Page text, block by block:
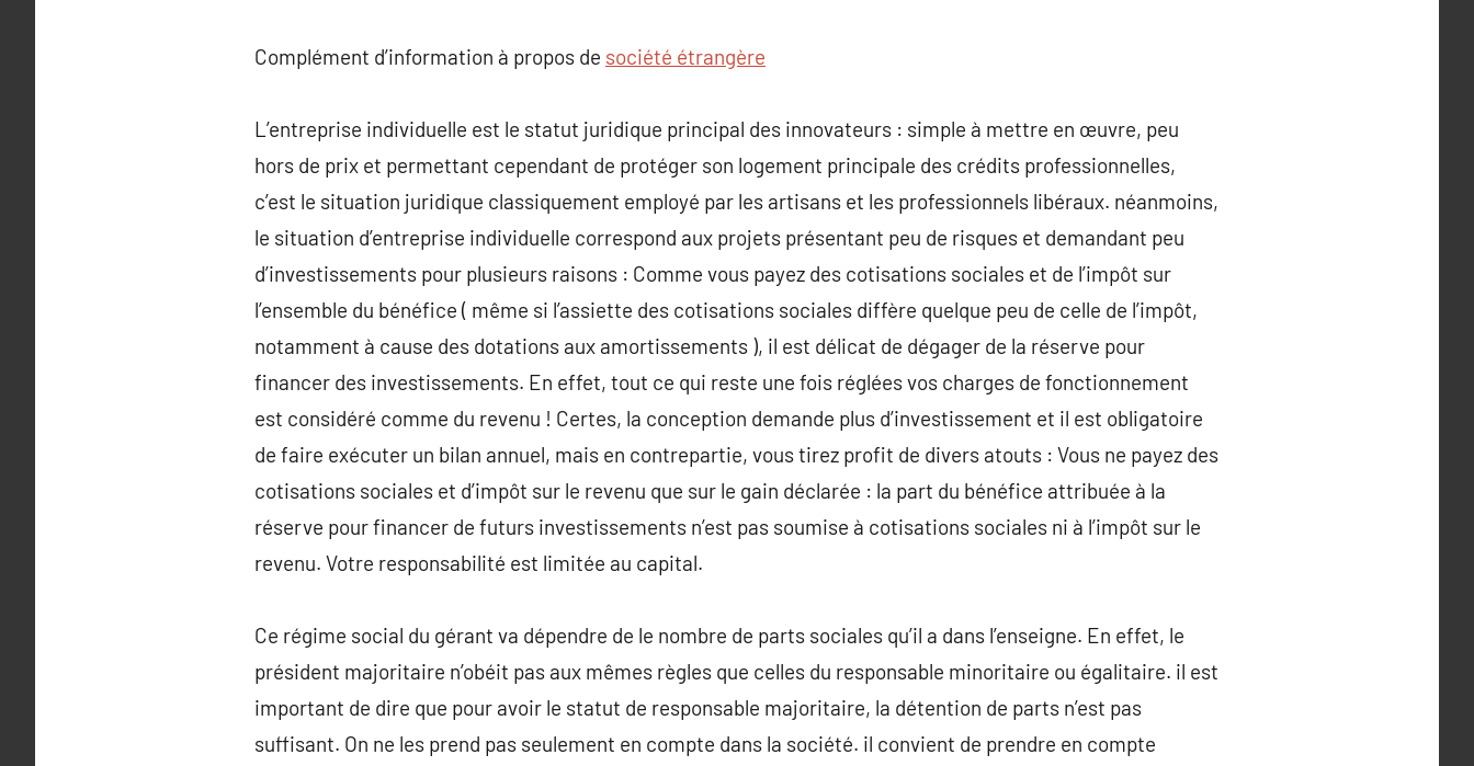
Complément d’information à propos de société étrangère
L’entreprise individuelle est le statut juridique principal des innovateurs : simple à mettre en œuvre, peu
hors de prix et permettant cependant de protéger son logement principale des crédits professionnelles,
c’est le situation juridique classiquement employé par les artisans et les professionnels libéraux. néanmoins,
le situation d’entreprise individuelle correspond aux projets présentant peu de risques et demandant peu
d’investissements pour plusieurs raisons : Comme vous payez des cotisations sociales et de l’impôt sur
l’ensemble du bénéfice ( même si l’assiette des cotisations sociales diffère quelque peu de celle de l’impôt,
notamment à cause des dotations aux amortissements ), il est délicat de dégager de la réserve pour
financer des investissements. En effet, tout ce qui reste une fois réglées vos charges de fonctionnement
est considéré comme du revenu ! Certes, la conception demande plus d’investissement et il est obligatoire
de faire exécuter un bilan annuel, mais en contrepartie, vous tirez profit de divers atouts : Vous ne payez des
cotisations sociales et d’impôt sur le revenu que sur le gain déclarée : la part du bénéfice attribuée à la
réserve pour financer de futurs investissements n’est pas soumise à cotisations sociales ni à l’impôt sur le
revenu. Votre responsabilité est limitée au capital.
Ce régime social du gérant va dépendre de le nombre de parts sociales qu’il a dans l’enseigne. En effet, le
président majoritaire n’obéit pas aux mêmes règles que celles du responsable minoritaire ou égalitaire. il est
important de dire que pour avoir le statut de responsable majoritaire, la détention de parts n’est pas
suffisant. On ne les prend pas seulement en compte dans la société. il convient de prendre en compte